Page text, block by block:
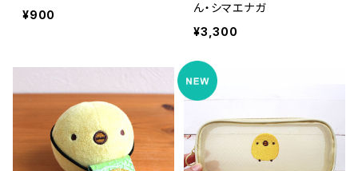
¥900
ん・シマエナガ
¥3,300